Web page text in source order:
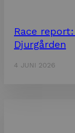
Race
Djurgården
4 JUNI 2026